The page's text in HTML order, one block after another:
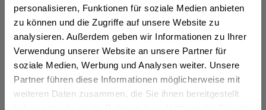
personalisieren, Funktionen für soziale Medien anbieten
zu können und die Zugriffe auf unsere Website zu
analysieren. Außerdem geben wir Informationen zu Ihrer
Verwendung unserer Website an unsere Partner für
soziale Medien, Werbung und Analysen weiter. Unsere
Partner führen diese Informationen möglicherweise mit
weiteren Daten zusammen, die Sie ihnen bereitgestellt
inkl. MwSt.ggf. zzgl. Erschwerniszuschlag
Vorrätig
In den Warenkorb
Artikel-Nr.:
31923
Verfügbar in: